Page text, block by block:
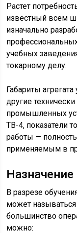
Растет
известный всем
изначально
учебных
токарному делу.
Габариты
другие
промышленных
ТВ-4, показатели
работы —
применяемым в
В разрезе
может
большинство
можно: